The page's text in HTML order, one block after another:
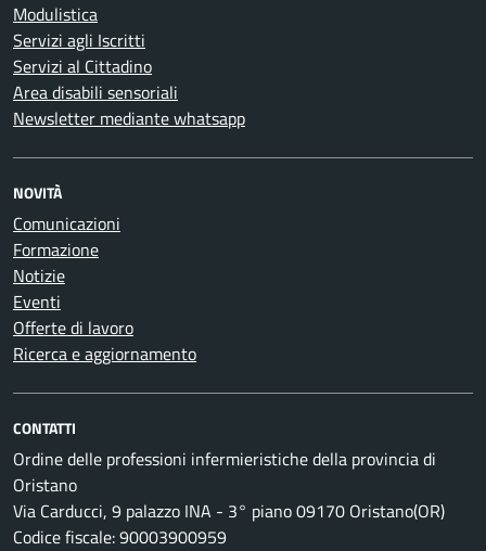
Modulistica
Servizi agli Iscritti
Servizi al Cittadino
Area disabili sensoriali
Newsletter mediante whatsapp
NOVITÀ
Comunicazioni
Formazione
Notizie
Eventi
Offerte di lavoro
Ricerca e aggiornamento
CONTATTI
Ordine delle professioni infermieristiche della provincia di
Oristano
Via Carducci, 9 palazzo INA - 3° piano 09170 Oristano(OR)
Codice fiscale: 90003900959